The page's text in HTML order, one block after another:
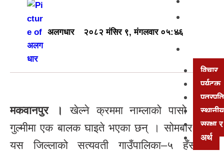
विचार
पर्यटक
सुरक्षा
अर्थ
अलगधार २०८२ मंसिर ९, मंगलवार ०५:४६
मकवानपुर ।
खेल्ने क्रममा नाम्लाको पासो लाग्दा
गुल्मीमा एक बालक घाइते भएका छन् । सोमबार साँझ
यस जिल्लाको सत्यवती गाउँपालिका–५ हँसराका